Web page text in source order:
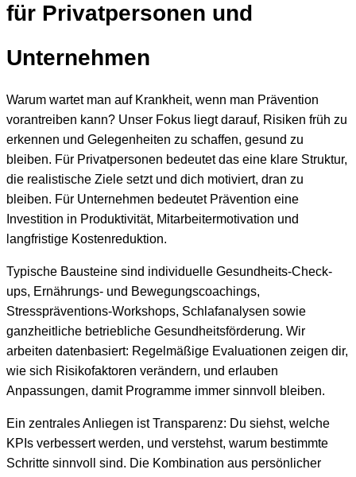
für Privatpersonen und
Unternehmen
Warum wartet man auf Krankheit, wenn man Prävention
vorantreiben kann? Unser Fokus liegt darauf, Risiken früh zu
erkennen und Gelegenheiten zu schaffen, gesund zu
bleiben. Für Privatpersonen bedeutet das eine klare Struktur,
die realistische Ziele setzt und dich motiviert, dran zu
bleiben. Für Unternehmen bedeutet Prävention eine
Investition in Produktivität, Mitarbeitermotivation und
langfristige Kostenreduktion.
Typische Bausteine sind individuelle Gesundheits-Check-
ups, Ernährungs- und Bewegungscoachings,
Stresspräventions-Workshops, Schlafanalysen sowie
ganzheitliche betriebliche Gesundheitsförderung. Wir
arbeiten datenbasiert: Regelmäßige Evaluationen zeigen dir,
wie sich Risikofaktoren verändern, und erlauben
Anpassungen, damit Programme immer sinnvoll bleiben.
Ein zentrales Anliegen ist Transparenz: Du siehst, welche
KPIs verbessert werden, und verstehst, warum bestimmte
Schritte sinnvoll sind. Die Kombination aus persönlicher